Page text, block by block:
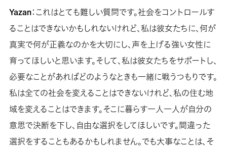
Yazan：これはとても難しい質問です。社会をコントロールす
ることはできないかもしれないけれど、私は彼女たちに、何が
真実で何が正義なのかを大切にし、声を上げる強い女性に
育ってほしいと思います。そして、私は彼女たちをサポートし、
必要なことがあればどのようなときも一緒に戦うつもりです。
私は全ての社会を変えることはできないけれど、私の住む地
域を変えることはできます。そこに暮らす一人一人が自分の
意思で決断を下し、自由な選択をしてほしいです。間違った
選択をすることもあるかもしれません。でも大事なことは、そ